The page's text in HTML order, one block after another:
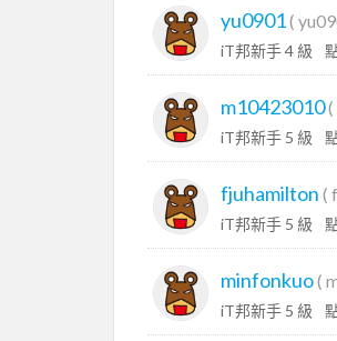
yu0901(
iT邦新手 4 級
m10423010(
iT邦新手 5 級
fjuhamilton (
iT邦新手 5 級
minfonkuo(
iT邦新手 5 級